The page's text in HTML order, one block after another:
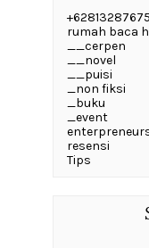
rumah baca
__cerpen
__novel
__puisi
_non fiksi
_buku
_event
resensi
Tips